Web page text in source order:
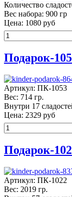
Количество
Вес набора: 900 гр
Цена: 1080 руб
Подарок-
Артикул: ПК-1053
Вес: 714 гр.
Внутри 17
Цена: 2329 руб
Подарок-
Артикул: ПК-1022
Вес: 2019 гр.